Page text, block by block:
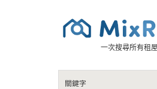
一次搜尋所有租
關鍵字